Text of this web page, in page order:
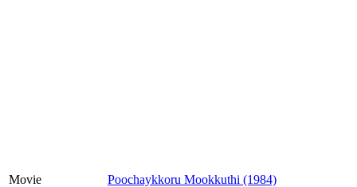
Movie
Poochaykkoru Mookkuthi (1984)